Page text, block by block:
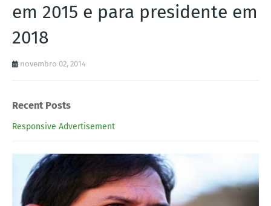
em 2015 e para presidente em
2018
novembro 02, 2014
Recent Posts
Responsive Advertisement